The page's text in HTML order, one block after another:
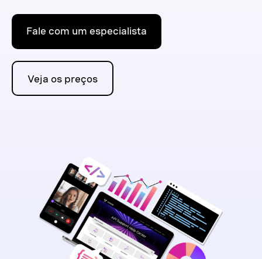
Fale com um especialista
Veja os preços